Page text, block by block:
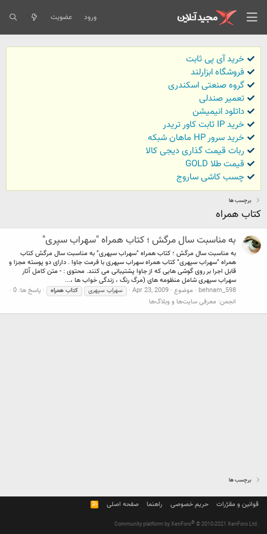
ورود عضویت
خرید آی پی ثابت
فروشگاه ابزارلند
گروه صنعتی اسکندری
تعمیر صندلی
داتلود انیمیشن
خرید IP ثابت کاور تریدر
خرید سرور HP ماهان شبکه
ربات قیمت گذاری دیجی کالا
قیمت طلا GOLD
چسب کاشی ساروج
برچسب ها
کتاب همراه
به مناسبت سال مرگش ؛ کتاب همراه "سهراب سپری"
به مناسبت سال مرگش ؛ کتاب همراه "سهراب سپهری" به مناسبت سال مرگش کتاب
همراه "سهراب سپهری" کتاب همراه سهراب سپهری با فرمت جاوا . دارای دو پوسته مجزا و
قابل اجرا بر روی گوشی هایی که از جاوا پشتیبانی می کنند. محتوی : - متن کامل آثار
سهراب سپهری شامل منظومه های (مرگ رنگ ، زندگی خواب ها ،...
behnam_598 موضوع Apr 23, 2009 سهراب سپهری کتاب همراه
پاسخ ها: 0
انجمن: معرفی سایت‌ها و وبلاگ‌ها
برچسب ها
قوانین و مقرّرات حریم خصوصی راهنما صفحه اصلی
R
S
Community platform by XenForo® © 2010-2021 XenForo Ltd.